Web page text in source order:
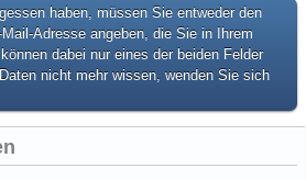
haben, müssen Sie entweder den
Adresse angeben, die Sie in Ihrem
dabei nur eines der beiden Felder
nicht mehr wissen, wenden Sie sich